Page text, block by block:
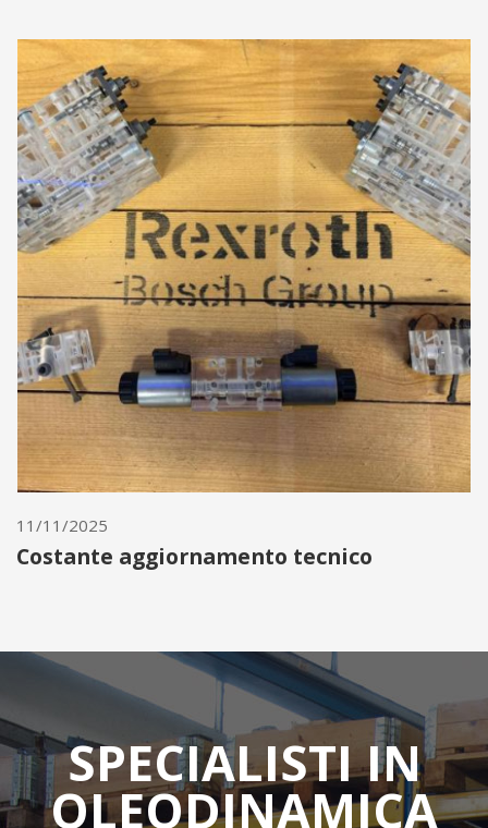
11/11/2025
Costante aggiornamento tecnico
SPECIALISTI IN
OLEODINAMICA